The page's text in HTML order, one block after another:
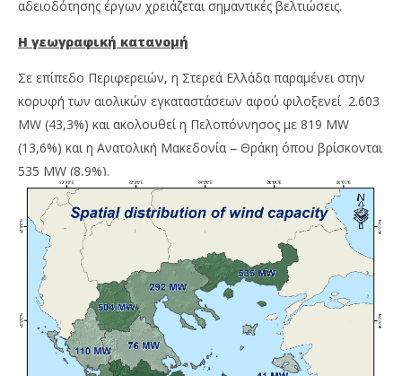
αδειοδότησης έργων χρειάζεται σημαντικές βελτιώσεις.
Η γεωγραφική κατανομή
Σε επίπεδο Περιφερειών, η Στερεά Ελλάδα παραμένει στην
κορυφή των αιολικών εγκαταστάσεων αφού φιλοξενεί 2.603
MW (43,3%) και ακολουθεί η Πελοπόννησος με 819 ΜW
(13,6%) και η Ανατολική Μακεδονία – Θράκη όπου βρίσκονται
535 MW (8,9%).